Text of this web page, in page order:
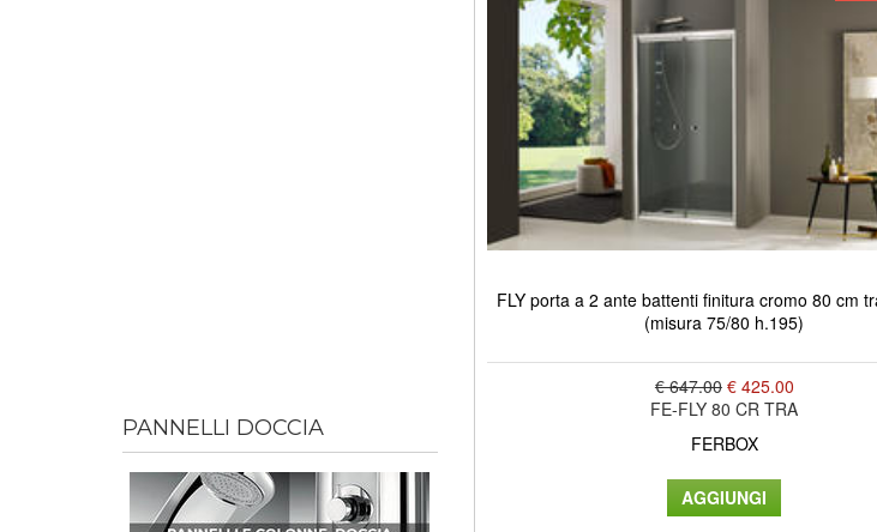
PANNELLI DOCCIA
FLY porta a 2 ante battenti finitura cromo 80 cm
(misura 75/80 h.195)
€ 647.00 € 425.00
FE-FLY 80 CR TRA
FERBOX